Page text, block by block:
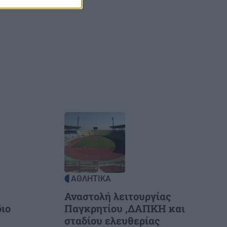
Image
ΑΘΛΗΤΙΚΑ
Αναστολή λειτουργίας
Παγκρητίου ,ΔΑΠΚΗ και
σταδίου ελευθερίας